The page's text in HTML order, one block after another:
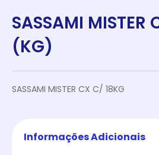
SASSAMI MISTER
(KG)
SASSAMI MISTER CX C/ 18KG
Informações Adicionais